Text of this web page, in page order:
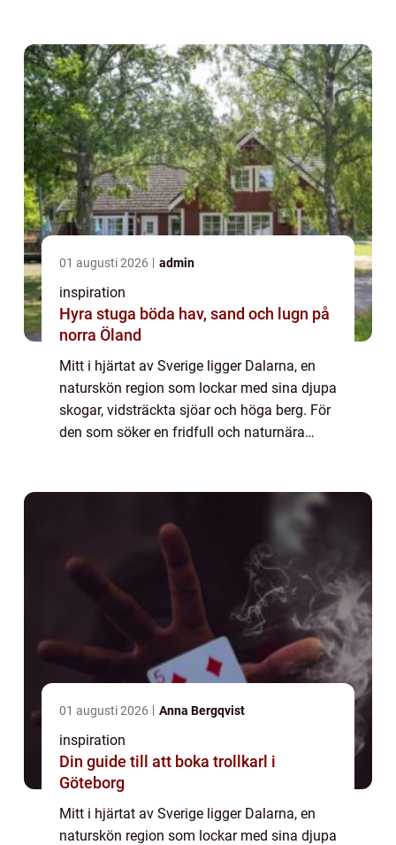
01 augusti 2026 admin
inspiration
Hyra stuga böda hav, sand och lugn på
norra Öland
Mitt i hjärtat av Sverige ligger Dalarna, en
naturskön region som lockar med sina djupa
skogar, vidsträckta sjöar och höga berg. För
den som söker en fridfull och naturnära
01 augusti 2026 Anna Bergqvist
inspiration
Din guide till att boka trollkarl i
Göteborg
Mitt i hjärtat av Sverige ligger Dalarna, en
naturskön region som lockar med sina djupa